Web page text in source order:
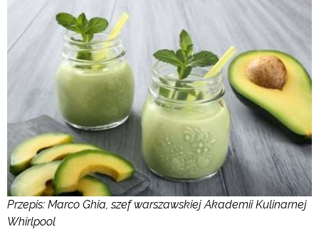
Przepis: Marco Ghia, szef warszawskiej Akademii Kulinarnej
Whirlpool